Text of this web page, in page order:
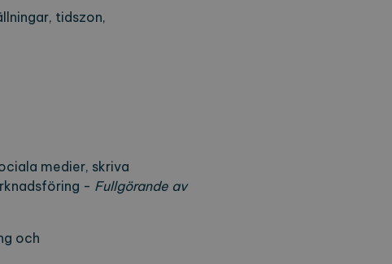
tidszon,
medier, skriva
- Fullgörande av
och